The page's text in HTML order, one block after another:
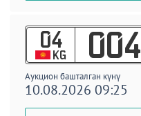
04
KG 004
Аукцион башталган күнү
10.08.2026 09:25